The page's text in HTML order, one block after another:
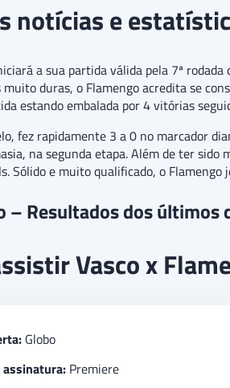
notícias e
a sua partida válida pela 7ª
duras, o Flamengo acredita se
estando embalada por 4 vitórias
fez rapidamente 3 a 0 no marcador
na segunda etapa. Além de ter
Sólido e muito qualificado, o
– Resultados dos últimos
Vasco x
Globo
assinatura: Premiere